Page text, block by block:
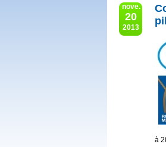
nove.
20
2013
à